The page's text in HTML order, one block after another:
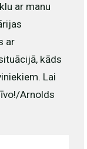
ar manu
ar
kāds
Lai
Arnolds